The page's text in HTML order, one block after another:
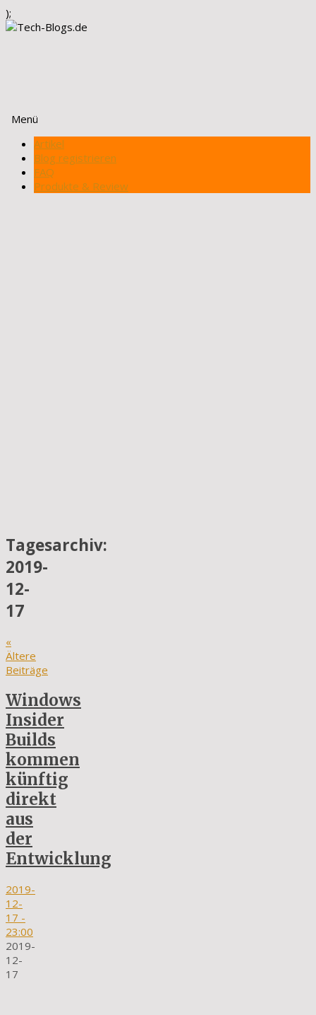
);
Menü
Zum
Inhalt
springen
Artikel
Blog registrieren
FAQ
Produkte & Review
Tagesarchiv:
2019-
12-
17
«
Ältere
Beiträge
Windows
Insider
Builds
kommen
künftig
direkt
aus
der
Entwicklung
2019-
12-
17 -
23:00
2019-
12-
17